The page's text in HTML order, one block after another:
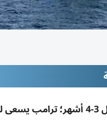
الحصار البحري يخنق اقتصاد إيران وقد يدفعها